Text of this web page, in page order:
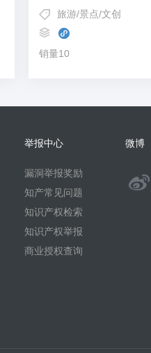
旅游/景点/文创
销量10
举报中心
漏洞举报奖励
知产常见问题
知识产权检索
知识产权举报
商业授权查询
微博